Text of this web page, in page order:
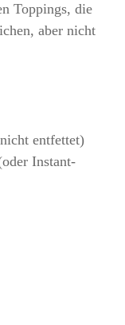
Toppings, die
aber nicht
entfettet)
Instant-